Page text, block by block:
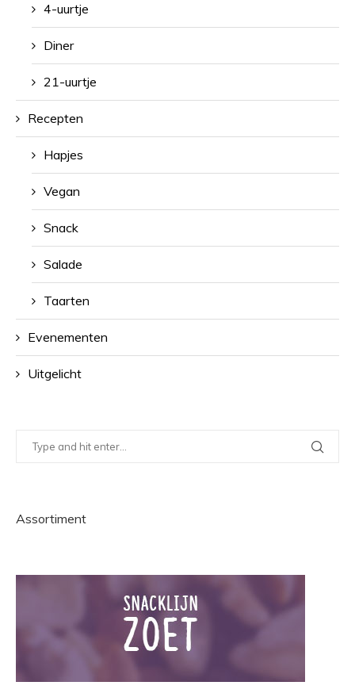
4-uurtje
Diner
21-uurtje
Recepten
Hapjes
Vegan
Snack
Salade
Taarten
Evenementen
Uitgelicht
Assortiment